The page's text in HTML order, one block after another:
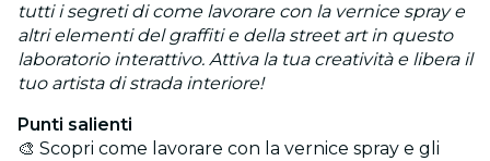
tutti i segreti di come lavorare con la vernice spray e
altri elementi del graffiti e della street art in questo
laboratorio interattivo. Attiva la tua creatività e libera il
tuo artista di strada interiore!
Punti salienti
🎨 Scopri come lavorare con la vernice spray e gli